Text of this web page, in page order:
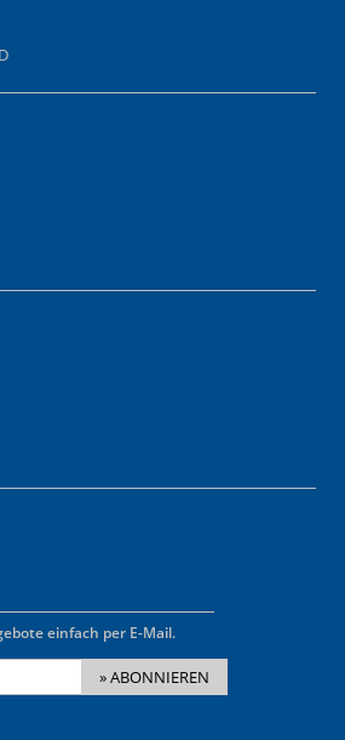
einfach per E-Mail.
» ABONNIEREN